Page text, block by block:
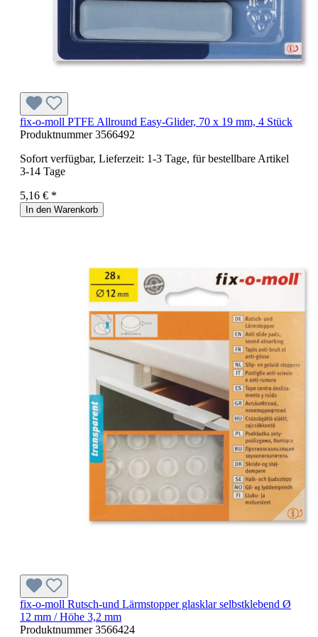
fix-o-moll PTFE Allround Easy-Glider, 70 x 19 mm, 4 Stück
Produktnummer3566492
Sofort verfügbar, Lieferzeit: 1-3 Tage, für bestellbare Artikel
3-14 Tage
5,16 € *
In den Warenkorb
fix-o-moll Rutsch-und Lärmstopper glasklar selbstklebend Ø
12 mm / Höhe 3,2 mm
Produktnummer3566424